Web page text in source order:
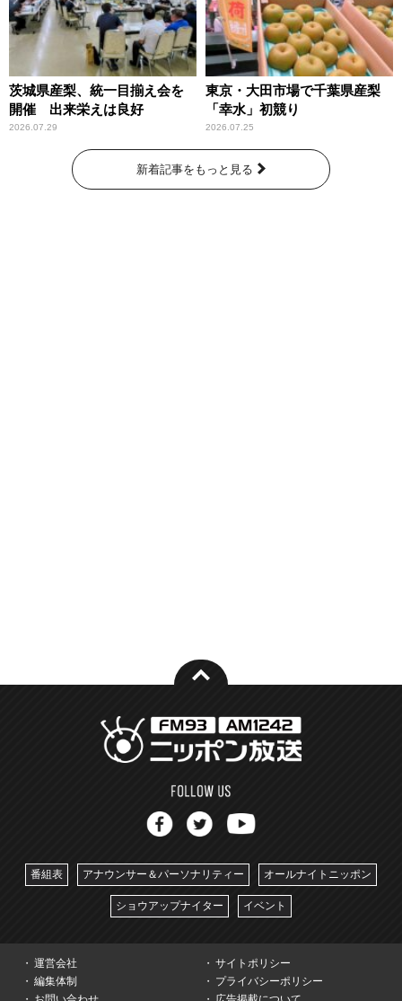
茨城県産梨、統一目揃え会を
開催 出来栄えは良好
2026.07.29
東京・大田市場で千葉県産梨
「幸水」初競り
2026.07.25
新着記事をもっと見る
番組表 アナウンサー＆パーソナリティー オールナイトニッポン
ショウアップナイター イベント
運営会社
サイトポリシー
編集体制
プライバシーポリシー